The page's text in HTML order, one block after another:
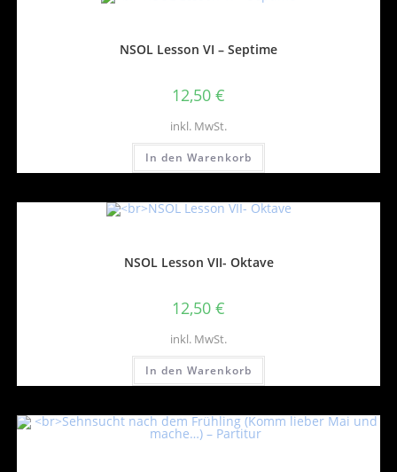
NSOL Lesson VI – Septime
12,50 €
inkl. MwSt.
In den Warenkorb
NSOL Lesson VII- Oktave
12,50 €
inkl. MwSt.
In den Warenkorb